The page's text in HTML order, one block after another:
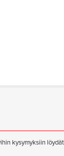
kysymyksiin löydät